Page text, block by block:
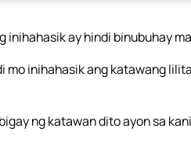
inihahasik ay hindi binubuhay
mo inihahasik ang katawang
ng katawan dito ayon sa